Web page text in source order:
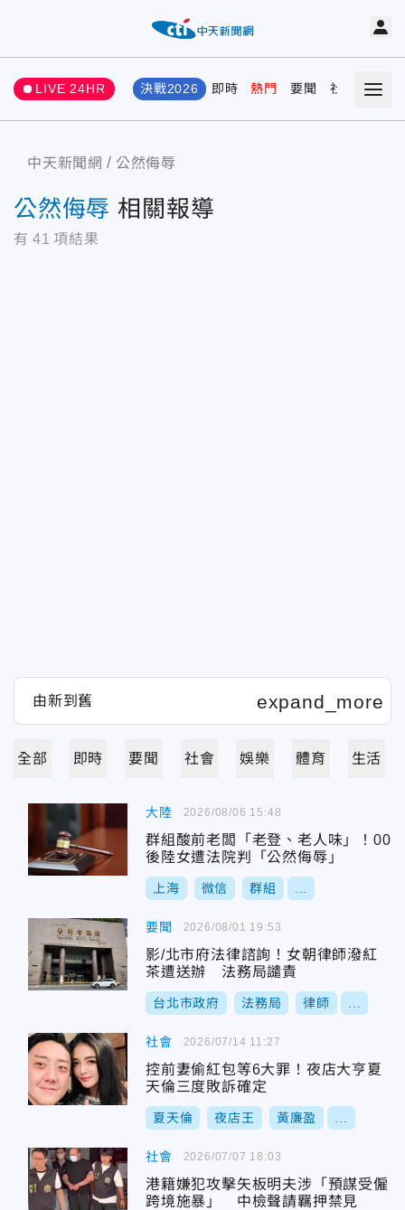
LIVE 24HR 決戰2026 即時 熱門 要聞 社會 娛樂
中天新聞網 公然侮辱
公然侮辱 相關報導
有 41 項結果
全部 即時 要聞 社會 娛樂 體育 生活
大陸
群組酸前老闆「老登、老人味」！00
後陸女遭法院判「公然侮辱」
上海 微信 群組
2026/08/06 15:48
要聞
影/北市府法律諮詢！女朝律師潑紅
茶遭送辦 法務局譴責
台北市政府 法務局 律師
2026/08/01 19:53
社會
控前妻偷紅包等6大罪！夜店大亨夏
天倫三度敗訴確定
夏天倫 夜店王 黃廉盈
2026/07/14 11:27
社會
港籍嫌犯攻擊矢板明夫涉「預謀受僱
跨境施暴」 中檢聲請羈押禁見
2026/07/07 18:03